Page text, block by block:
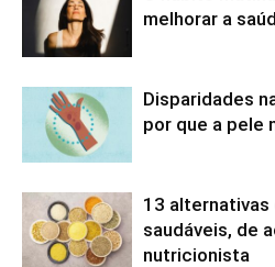
melhorar a
Disparidades
por que a pele
13 alternativas
saudáveis, de
nutricionista